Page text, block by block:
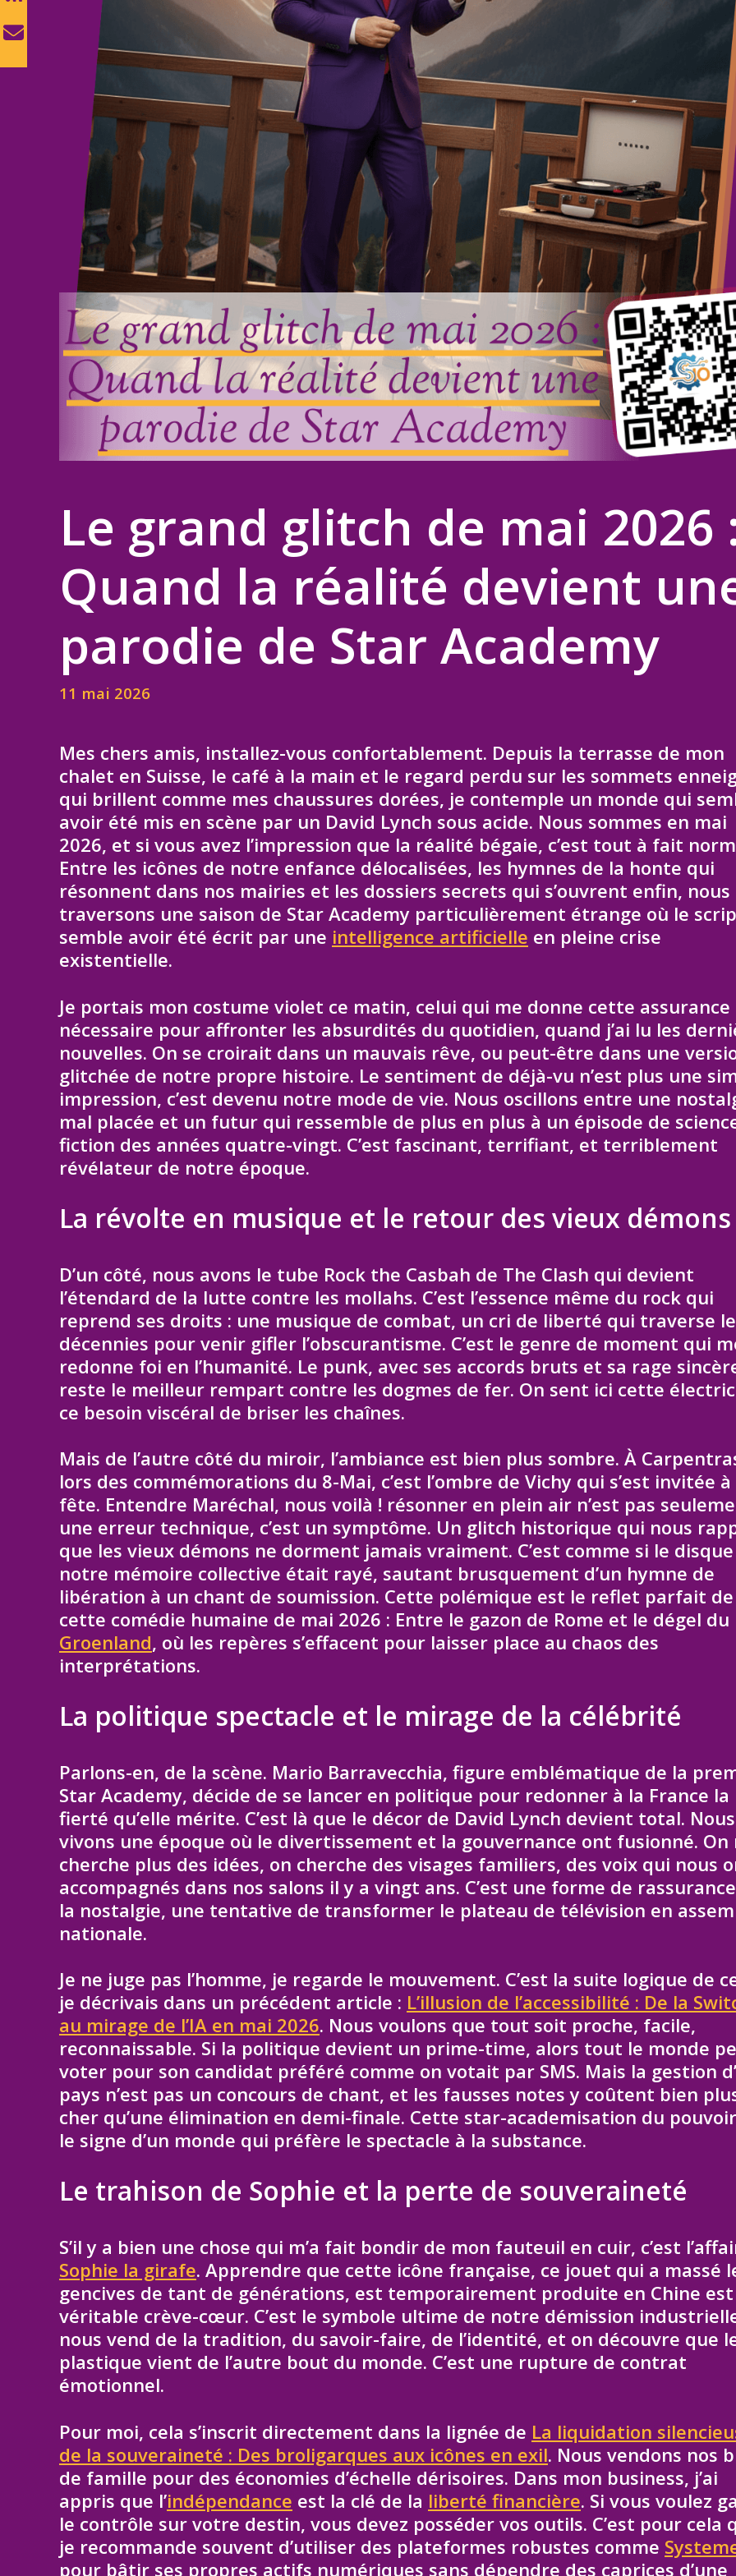
Le grand glitch de mai 2026
Quand la réalité devient
parodie de Star Academy
11 mai 2026
Mes chers amis, installez-vous confortablement. Depuis la terrasse de mon
chalet en Suisse, le café à la main et le regard perdu sur les sommets
qui brillent comme mes chaussures dorées, je contemple un monde qui
avoir été mis en scène par un David Lynch sous acide. Nous sommes en mai
2026, et si vous avez l’impression que la réalité bégaie, c’est tout à fait
Entre les icônes de notre enfance délocalisées, les hymnes de la honte qui
résonnent dans nos mairies et les dossiers secrets qui s’ouvrent enfin, nous
traversons une saison de Star Academy particulièrement étrange où le
semble avoir été écrit par une intelligence artificielle en pleine crise
existentielle.
Je portais mon costume violet ce matin, celui qui me donne cette assurance
nécessaire pour affronter les absurdités du quotidien, quand j’ai lu les
nouvelles. On se croirait dans un mauvais rêve, ou peut-être dans une
glitchée de notre propre histoire. Le sentiment de déjà-vu n’est plus une
impression, c’est devenu notre mode de vie. Nous oscillons entre une
mal placée et un futur qui ressemble de plus en plus à un épisode de
fiction des années quatre-vingt. C’est fascinant, terrifiant, et terriblement
révélateur de notre époque.
La révolte en musique et le retour des vieux démons
D’un côté, nous avons le tube Rock the Casbah de The Clash qui devient
l’étendard de la lutte contre les mollahs. C’est l’essence même du rock qui
reprend ses droits : une musique de combat, un cri de liberté qui traverse
décennies pour venir gifler l’obscurantisme. C’est le genre de moment qui
redonne foi en l’humanité. Le punk, avec ses accords bruts et sa rage
reste le meilleur rempart contre les dogmes de fer. On sent ici cette
ce besoin viscéral de briser les chaînes.
Mais de l’autre côté du miroir, l’ambiance est bien plus sombre. À
lors des commémorations du 8-Mai, c’est l’ombre de Vichy qui s’est invitée à
fête. Entendre Maréchal, nous voilà ! résonner en plein air n’est pas
une erreur technique, c’est un symptôme. Un glitch historique qui nous
que les vieux démons ne dorment jamais vraiment. C’est comme si le
notre mémoire collective était rayé, sautant brusquement d’un hymne de
libération à un chant de soumission. Cette polémique est le reflet parfait de
cette comédie humaine de mai 2026 : Entre le gazon de Rome et le dégel du
Groenland, où les repères s’effacent pour laisser place au chaos des
interprétations.
La politique spectacle et le mirage de la célébrité
Parlons-en, de la scène. Mario Barravecchia, figure emblématique de la
Star Academy, décide de se lancer en politique pour redonner à la France la
fierté qu’elle mérite. C’est là que le décor de David Lynch devient total. Nous
vivons une époque où le divertissement et la gouvernance ont fusionné. On
cherche plus des idées, on cherche des visages familiers, des voix qui nous
accompagnés dans nos salons il y a vingt ans. C’est une forme de
la nostalgie, une tentative de transformer le plateau de télévision en
nationale.
Je ne juge pas l’homme, je regarde le mouvement. C’est la suite logique de
je décrivais dans un précédent article : L’illusion de l’accessibilité : De la
au mirage de l’IA en mai 2026. Nous voulons que tout soit proche, facile,
reconnaissable. Si la politique devient un prime-time, alors tout le monde
voter pour son candidat préféré comme on votait par SMS. Mais la gestion
pays n’est pas un concours de chant, et les fausses notes y coûtent bien
cher qu’une élimination en demi-finale. Cette star-academisation du
le signe d’un monde qui préfère le spectacle à la substance.
Le trahison de Sophie et la perte de souveraineté
S’il y a bien une chose qui m’a fait bondir de mon fauteuil en cuir, c’est
Sophie la girafe. Apprendre que cette icône française, ce jouet qui a massé
gencives de tant de générations, est temporairement produite en Chine
véritable crève-cœur. C’est le symbole ultime de notre démission
nous vend de la tradition, du savoir-faire, de l’identité, et on découvre que
plastique vient de l’autre bout du monde. C’est une rupture de contrat
émotionnel.
Pour moi, cela s’inscrit directement dans la lignée de La liquidation
de la souveraineté : Des broligarques aux icônes en exil. Nous vendons nos
de famille pour des économies d’échelle dérisoires. Dans mon business, j’ai
appris que l’indépendance est la clé de la liberté financière. Si vous voulez
le contrôle sur votre destin, vous devez posséder vos outils. C’est pour cela
je recommande souvent d’utiliser des plateformes robustes comme
pour bâtir ses propres actifs numériques sans dépendre des caprices d’une